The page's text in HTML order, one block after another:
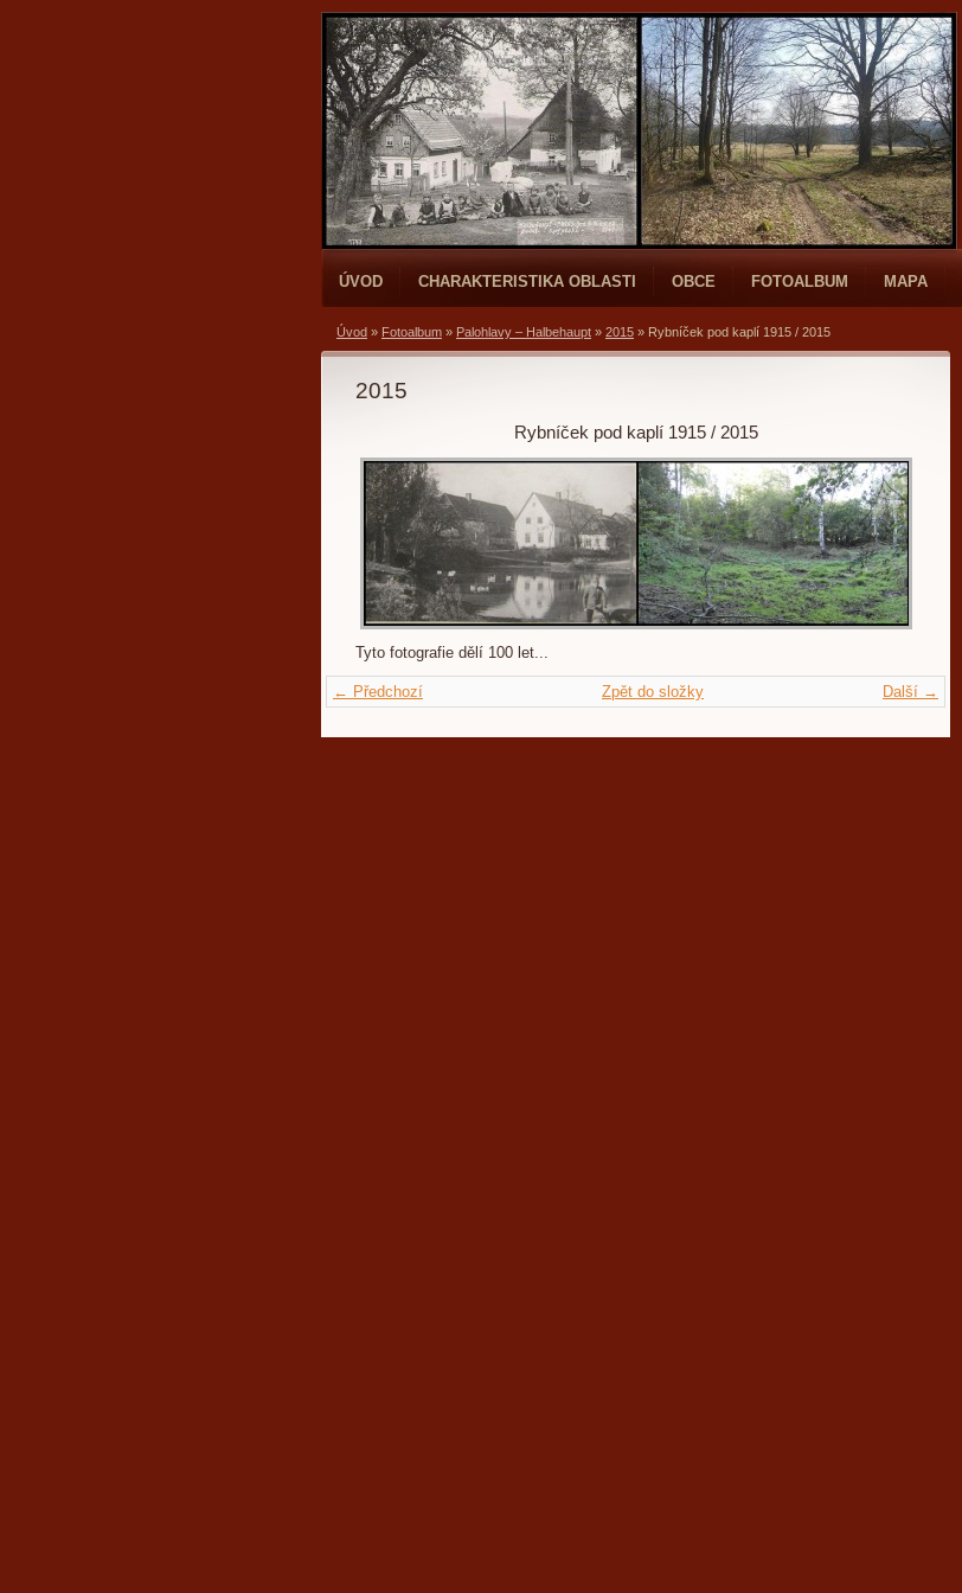
ÚVOD CHARAKTERISTIKA OBLASTI OBCE FOTOALBUM MAPA
Úvod » Fotoalbum » Palohlavy – Halbehaupt » 2015 » Rybníček pod kaplí 1915 / 2015
2015
Rybníček pod kaplí 1915 / 2015
Tyto fotografie dělí 100 let...
← Předchozí Další →
Zpět do složky